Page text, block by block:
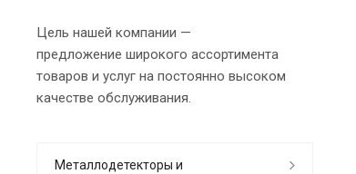
Цель нашей компании —
предложение широкого ассортимента
товаров и услуг на постоянно высоком
качестве обслуживания.
Металлодетекторы и